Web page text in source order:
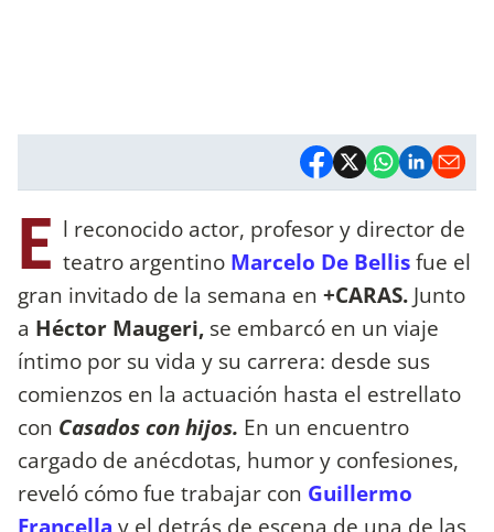
E l reconocido actor, profesor y director de
teatro argentino Marcelo De Bellisfue el
gran invitado de la semana en +CARAS. Junto
a Héctor Maugeri, se embarcó en un viaje
íntimo por su vida y su carrera: desde sus
comienzos en la actuación hasta el estrellato
con Casados con hijos. En un encuentro
cargado de anécdotas, humor y confesiones,
reveló cómo fue trabajar con Guillermo
Francella y el detrás de escena de una de las